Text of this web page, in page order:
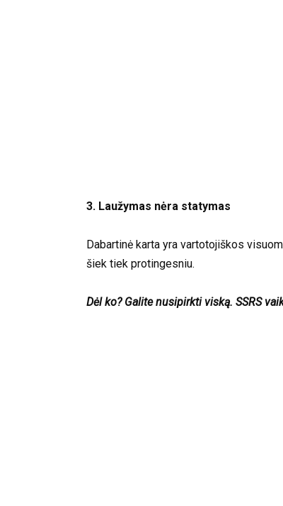
3. Laužymas nėra statymas
Dabartinė karta yra vartotojiškos
šiek tiek protingesniu.
Dėl ko? Galite nusipirkti viską. SSRS